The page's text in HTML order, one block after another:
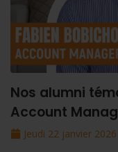
Nos alumni
Account
Jeudi 22 janvier 2026